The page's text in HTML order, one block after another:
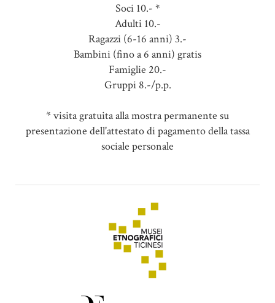
Soci 10.- *
Adulti 10.-
Ragazzi (6-16 anni) 3.-
Bambini (fino a 6 anni) gratis
Famiglie 20.-
Gruppi 8.-/p.p.
* visita gratuita alla mostra permanente su
presentazione dell'attestato di pagamento della tassa
sociale personale